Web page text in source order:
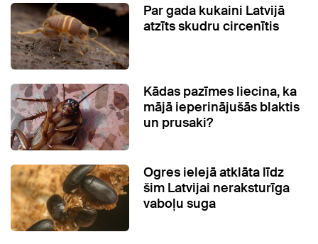
Par gada kukaini Latvijā
atzīts skudru circenītis
Kādas pazīmes liecina, ka
mājā ieperinājušās blaktis
un prusaki?
Ogres ielejā atklāta līdz
šim Latvijai neraksturīga
vaboļu suga